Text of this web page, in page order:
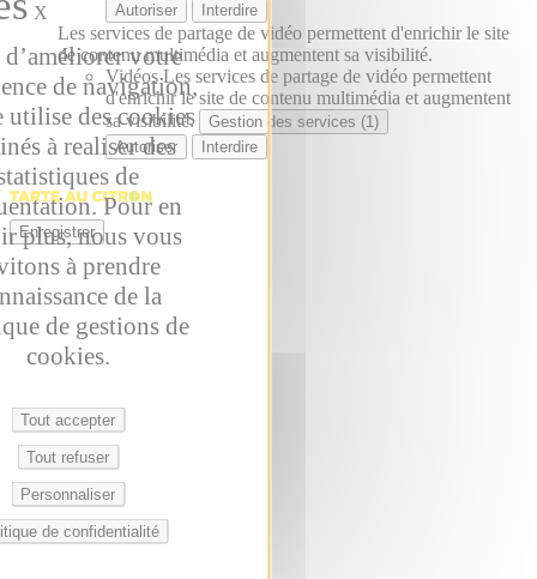
Autoriser
Interdire
Les services de partage de vidéo permettent d'enrichir le site
de contenu multimédia et augmentent sa visibilité.
Vidéos Les services de partage de vidéo permettent
d'enrichir le site de contenu multimédia et augmentent
sa visibilité.
Gestion des services (1)
Autoriser
Interdire
Enregistrer
X
votre
de navigation,
utilise des cookies
à realiser des
de
Pour en
plus, nous vous
à prendre
de la
de gestions de
cookies.
Tout accepter
Tout refuser
Personnaliser
de confidentialité